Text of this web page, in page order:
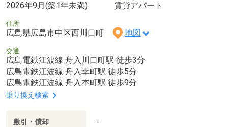
2026年9月(築1年未満) 賃貸アパート
住所
広島県広島市中区西川口町 地図
交通
広島電鉄江波線 舟入川口町駅 徒歩3分
広島電鉄江波線 舟入幸町駅 徒歩5分
広島電鉄江波線 舟入本町駅 徒歩9分
乗り換え検索
敷引・償却 -